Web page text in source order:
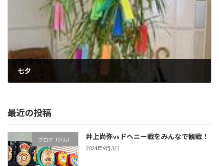
七夕
最近の投稿
ブログ（ジム） 井上尚弥vsドヘニー戦をみんなで観戦！
2024年9月3日